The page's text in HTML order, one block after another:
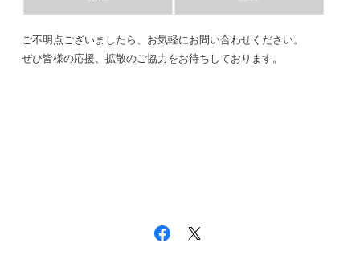
ご不明点ございましたら、お気軽にお問い合わせください。
ぜひ皆様の応援、拡散のご協力をお待ちしております。